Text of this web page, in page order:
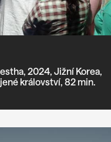
2024, Jižní Korea,
království, 82 min.